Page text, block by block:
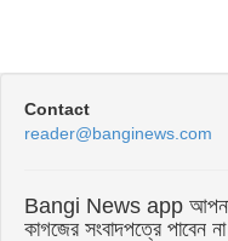
Contact
reader@banginews.com
Bangi News app
কাগজের সংবাদপত্রে